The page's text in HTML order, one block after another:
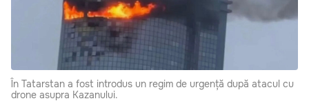
În Tatarstan a fost introdus un regim de urgență după atacul cu
drone asupra Kazanului.